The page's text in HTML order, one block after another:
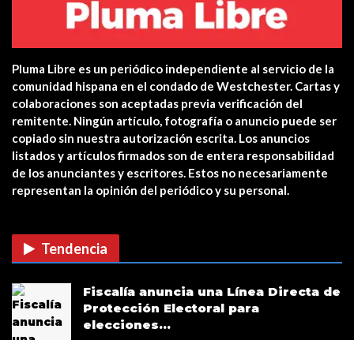
Centro de salud de Ossining
integra una…
Yonkers PD Commissioner
encourages Hispanic…
cuidado a quién…
de su campaña…
Pluma Libre es un periódico independiente al servicio de la
comunidad hispana en el condado de Westchester. Cartas y
colaboraciones son aceptadas previa verificación del
remitente. Ningún artículo, fotografía o anuncio puede ser
copiado sin nuestra autorización escrita. Los anuncios
listados y artículos firmados son de entera responsabilidad
de los anunciantes y escritores. Estos no necesariamente
representan la opinión del periódico y su personal.
Tendencia
Fiscalía anuncia una Línea Directa de
Protección Electoral para
elecciones…